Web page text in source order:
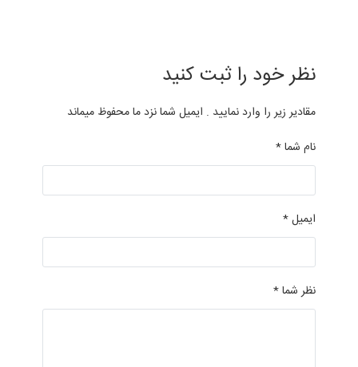
نظر خود را ثبت کنید
مقادیر زیر را وارد نمایید . ایمیل شما نزد ما محفوظ میماند
نام شما *
ایمیل *
نظر شما *